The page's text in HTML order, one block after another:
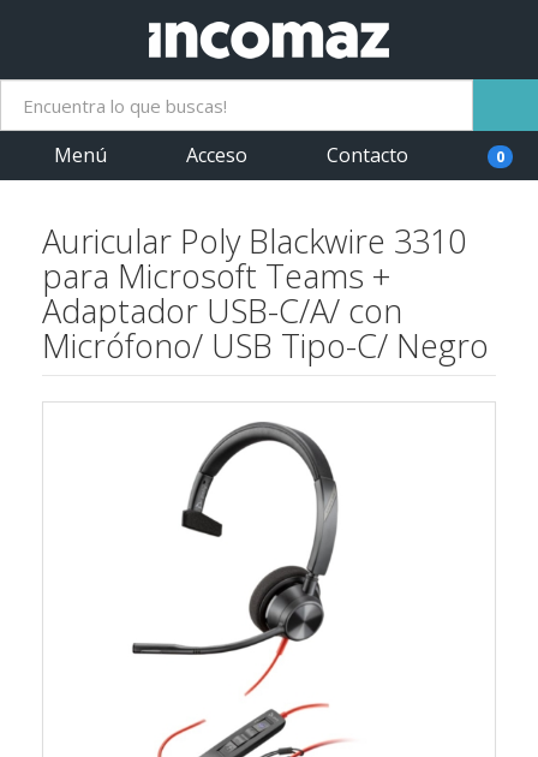
Menú Acceso Contacto 0
Auricular Poly Blackwire 3310
para Microsoft Teams +
Adaptador USB-C/A/ con
Micrófono/ USB Tipo-C/ Negro